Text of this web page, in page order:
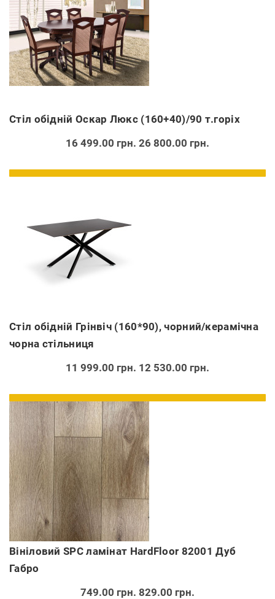
Стіл обідній Оскар Люкс (160+40)/90 т.горіх
16 499.00 грн. 26 800.00 грн.
Стіл обідній Грінвіч (160*90), чорний/керамічна
чорна стільниця
11 999.00 грн. 12 530.00 грн.
Вініловий SPC ламінат HardFloor 82001 Дуб
Габро
749.00 грн. 829.00 грн.